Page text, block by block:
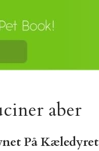
aber
På Kæledyret